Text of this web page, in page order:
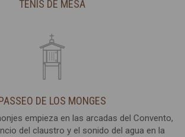
TENIS DE MESA
DE LOS MONGES
empieza en las arcadas del Convento,
del claustro y el sonido del agua en la